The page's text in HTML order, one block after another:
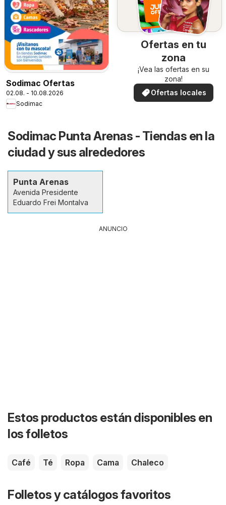
Sodimac Ofertas
02.08. - 10.08.2026
Sodimac
Ofertas en tu
zona
¡Vea las ofertas en su
zona!
Ofertas locales
Sodimac Punta Arenas - Tiendas en la
ciudad y sus alrededores
Punta Arenas
Avenida Presidente
Eduardo Frei Montalva
ANUNCIO
Estos productos están disponibles en
los folletos
Café Té Ropa Cama Chaleco
Folletos y catálogos favoritos